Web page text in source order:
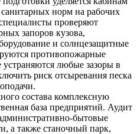
норм на рабочих
проверяют
запоров кузова,
и солнцезащитные
противопожарные
любые зазоры в
риск отсыревания песка
состава комплексную
база предприятий. Аудит
бытовые
а также станочный парк,